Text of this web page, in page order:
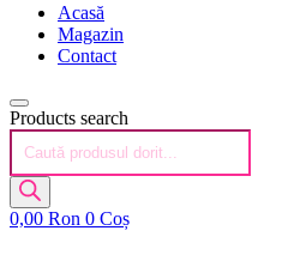
Acasă
Magazin
Contact
Products search
0,00 Ron 0 Coș